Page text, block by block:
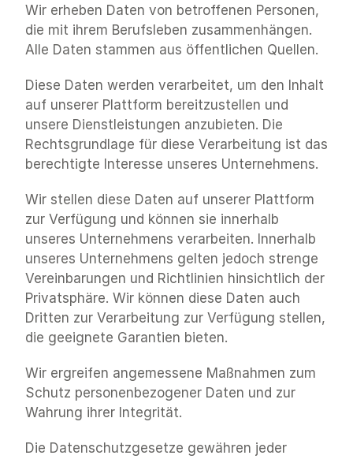
Wir erheben Daten von betroffenen Personen,
die mit ihrem Berufsleben zusammenhängen.
Alle Daten stammen aus öffentlichen Quellen.
Diese Daten werden verarbeitet, um den Inhalt
auf unserer Plattform bereitzustellen und
unsere Dienstleistungen anzubieten. Die
Rechtsgrundlage für diese Verarbeitung ist das
berechtigte Interesse unseres Unternehmens.
Wir stellen diese Daten auf unserer Plattform
zur Verfügung und können sie innerhalb
unseres Unternehmens verarbeiten. Innerhalb
unseres Unternehmens gelten jedoch strenge
Vereinbarungen und Richtlinien hinsichtlich der
Privatsphäre. Wir können diese Daten auch
Dritten zur Verarbeitung zur Verfügung stellen,
die geeignete Garantien bieten.
Wir ergreifen angemessene Maßnahmen zum
Schutz personenbezogener Daten und zur
Wahrung ihrer Integrität.
Die Datenschutzgesetze gewähren jeder